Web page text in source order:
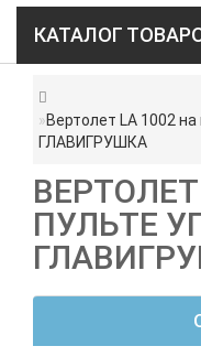
КАТАЛОГ
Вертолет LA 1002
ГЛАВИГРУШКА
ПУЛЬТЕ